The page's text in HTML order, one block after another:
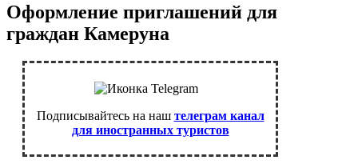
Оформление приглашений для
граждан Камеруна
Подписывайтесь на наш телеграм канал
для иностранных туристов